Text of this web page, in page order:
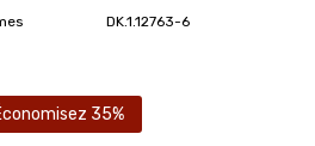
DK.1.12763-6
35%